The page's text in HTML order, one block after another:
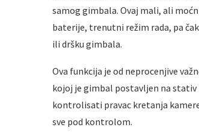
samog gimbala. Ovaj mali, ali
baterije, trenutni režim rada, pa
ili dršku gimbala.
Ova funkcija je od neprocenjive
kojoj je gimbal postavljen na stativ
kontrolisati pravac kretanja
sve pod kontrolom.